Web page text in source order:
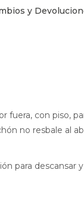
y
con piso,
no resbale al
para descansar